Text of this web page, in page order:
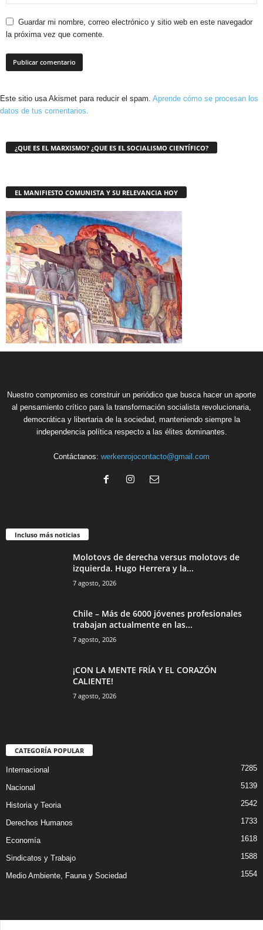
Guardar mi nombre, correo electrónico y sitio web en este navegador
la próxima vez que comente.
Este sitio usa Akismet para reducir el spam. Aprende cómo se procesan los
datos de tus comentarios.
¿QUE ES EL MARXISMO? ¿QUE ES EL SOCIALISMO CIENTÍFICO?
EL MANIFIESTO COMUNISTA Y SU RELEVANCIA HOY
Nuestro compromiso es construir un periódico que busca hacer un aporte
al pensamiento crítico para la transformación socialista revolucionaria,
democrática y libertaria de la sociedad, manteniendo siempre la
independencia política respecto a las élites dominantes.
Contáctanos: werkenrojocontacto@gmail.com
Incluso más noticias
Molotovs de derecha versus molotovs de
izquierda. Hugo Herrera y la...
7 agosto, 2026
Chile – Más de 6000 jóvenes profesionales
trabajan actualmente en las...
7 agosto, 2026
¡CON LA MENTE FRÍA Y EL CORAZÓN
CALIENTE!
7 agosto, 2026
CATEGORÍA POPULAR
Internacional 7285
Nacional 5139
Historia y Teoria 2542
Derechos Humanos 1733
Economía 1618
Sindicatos y Trabajo 1588
Medio Ambiente, Fauna y Sociedad 1554